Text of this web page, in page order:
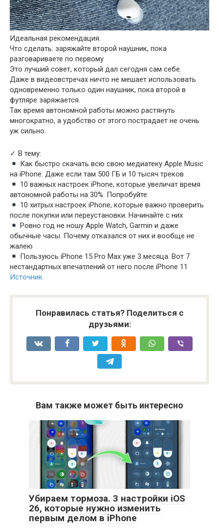
Идеальная рекомендация.
Что сделать: заряжайте второй наушник, пока
разговариваете по первому
Это лучший совет, который дал сегодня сам себе.
Даже в видеовстречах ничто не мешает использовать
одновременно только один наушник, пока второй в
футляре заряжается.
Так время автономной работы можно растянуть
многократно, а удобство от этого пострадает не очень
уж сильно.
✓ В тему:
Как быстро скачать всю свою медиатеку Apple Music
на iPhone. Даже если там 500 ГБ и 10 тысяч треков
10 важных настроек iPhone, которые увеличат время
автономной работы на 30%. Попробуйте
10 хитрых настроек iPhone, которые важно проверить
после покупки или переустановки. Начинайте с них
Ровно год не ношу Apple Watch, Garmin и даже
обычные часы. Почему отказался от них и вообще не
жалею
Пользуюсь iPhone 15 Pro Max уже 3 месяца. Вот 7
нестандартных впечатлений от него после iPhone 11
Источник
Понравилась статья? Поделиться с
друзьями:
Вам также может быть интересно
Убираем тормоза. 3 настройки iOS
26, которые нужно изменить
первым делом в iPhone